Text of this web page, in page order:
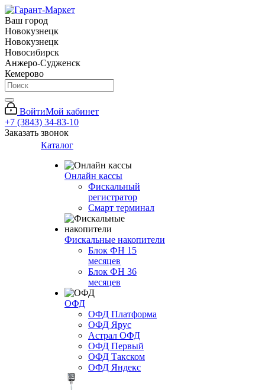
Ваш город
Новокузнецк
Новокузнецк
Новосибирск
Анжеро-Судженск
Кемерово
ВойтиМой кабинет
+7 (3843) 34-83-10
Заказать звонок
Каталог
Онлайн кассы
Фискальный
регистратор
Смарт терминал
Фискальные накопители
Блок ФН 15
месяцев
Блок ФН 36
месяцев
ОФД
ОФД Платформа
ОФД Ярус
Астрал ОФД
ОФД Первый
ОФД Такском
ОФД Яндекс